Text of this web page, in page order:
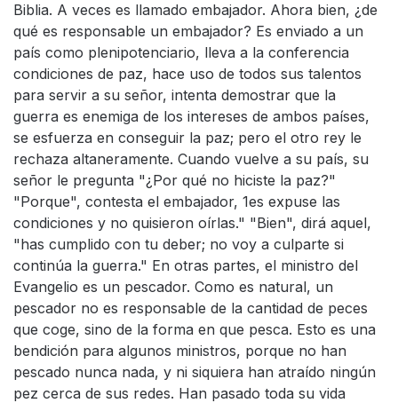
Biblia. A veces es llamado embajador. Ahora bien, ¿de
qué es responsable un embajador? Es enviado a un
país como plenipotenciario, lleva a la conferencia
condiciones de paz, hace uso de todos sus talentos
para servir a su señor, intenta demostrar que la
guerra es enemiga de los intereses de ambos países,
se esfuerza en conseguir la paz; pero el otro rey le
rechaza altaneramente. Cuando vuelve a su país, su
señor le pregunta "¿Por qué no hiciste la paz?"
"Porque", contesta el embajador, 1es expuse las
condiciones y no quisieron oírlas." "Bien", dirá aquel,
"has cumplido con tu deber; no voy a culparte si
continúa la guerra." En otras partes, el ministro del
Evangelio es un pescador. Como es natural, un
pescador no es responsable de la cantidad de peces
que coge, sino de la forma en que pesca. Esto es una
bendición para algunos ministros, porque no han
pescado nunca nada, y ni siquiera han atraído ningún
pez cerca de sus redes. Han pasado toda su vida